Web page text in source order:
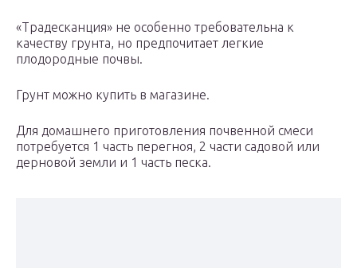
«Традесканция» не особенно требовательна к
качеству грунта, но предпочитает легкие
плодородные почвы.
Грунт можно купить в магазине.
Для домашнего приготовления почвенной смеси
потребуется 1 часть перегноя, 2 части садовой или
дерновой земли и 1 часть песка.